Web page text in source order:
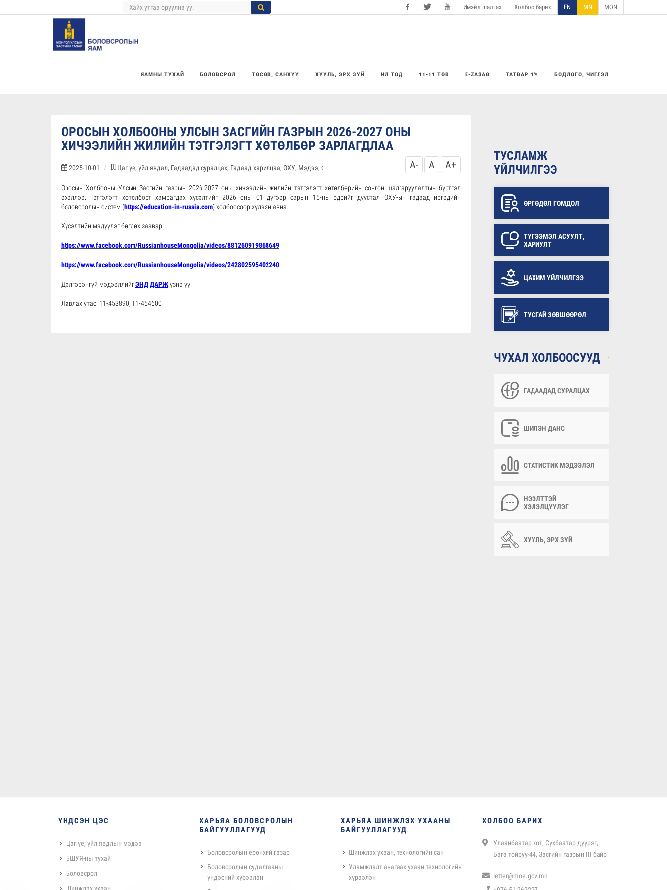
Имэйл шалгах Холбоо барих EN MN
MON
ЯАМНЫ ТУХАЙ БОЛОВСРОЛ ТӨСӨВ, САНХҮҮ ХУУЛЬ, ЭРХ ЗҮЙ ИЛ ТОД 11-11 ТӨВ E-ZASAG ТАТВАР 1% БОДЛОГО, ЧИГЛЭЛ
ОРОСЫН ХОЛБООНЫ УЛСЫН ЗАСГИЙН ГАЗРЫН 2026-2027 ОНЫ
ХИЧЭЭЛИЙН ЖИЛИЙН ТЭТГЭЛЭГТ ХӨТӨЛБӨР ЗАРЛАГДЛАА
2025-10-01 Цаг үе, үйл явдал, Гадаадад суралцах, Гадаад харилцаа, ОХУ, Мэдээ, Фото мэдээ уншсанA- A A+
Оросын Холбооны Улсын Засгийн газрын 2026-2027 оны хичээлийн жилийн тэтгэлэгт хөтөлбөрийн сонгон шалгаруулалтын бүртгэл
эхэллээ. Тэтгэлэгт хөтөлбөрт хамрагдах хүсэлтийг 2026 оны 01 дүгээр сарын 15-ны өдрийг дуустал ОХУ-ын гадаад иргэдийн
боловсролын систем (https://education-in-russia.com) холбоосоор хүлээн авна.
Хүсэлтийн мэдүүлэг бөглөх заавар:
https://www.facebook.com/RussianhouseMongolia/videos/881260919868649
https://www.facebook.com/RussianhouseMongolia/videos/242802595402240
Дэлгэрэнгүй мэдээллийгЭНД ДАРЖүзнэ үү.
Лавлах утас: 11-453890, 11-454600
ТУСЛАМЖ
ҮЙЛЧИЛГЭЭ
ӨРГӨДӨЛ ГОМДОЛ
ТҮГЭЭМЭЛ АСУУЛТ,
ХАРИУЛТ
ЦАХИМ ҮЙЛЧИЛГЭЭ
ТУСГАЙ ЗӨВШӨӨРӨЛ
ЧУХАЛ ХОЛБООСУУД
ГАДААДАД СУРАЛЦАХ
ШИЛЭН ДАНС
СТАТИСТИК МЭДЭЭЛЭЛ
НЭЭЛТТЭЙ
ХЭЛЭЛЦҮҮЛЭГ
ХУУЛЬ, ЭРХ ЗҮЙ
ҮНДСЭН ЦЭС
Цаг үе, үйл явдлын мэдээ
БШУЯ-ны тухай
Боловсрол
Шинжлэх ухаан
ХАРЬЯА БОЛОВСРОЛЫН
БАЙГУУЛЛАГУУД
Боловсролын ерөнхий газар
Боловсролын судалгааны
үндэсний хүрээлэн
ХАРЬЯА ШИНЖЛЭХ УХААНЫ
БАЙГУУЛЛАГУУД
Шинжлэх ухаан, технологийн сан
Уламжлалт анагаах ухаан технологийн
хүрээлэн
ХОЛБОО БАРИХ
Улаанбаатар хот, Сүхбаатар дүүрэг,
Бага тойруу-44, Засгийн газрын III байр
letter@moe.gov.mn